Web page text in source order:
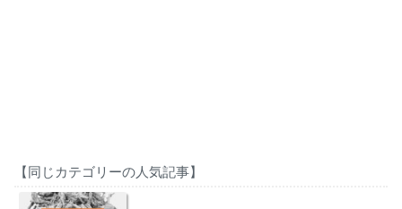
【同じカテゴリーの人気記事】